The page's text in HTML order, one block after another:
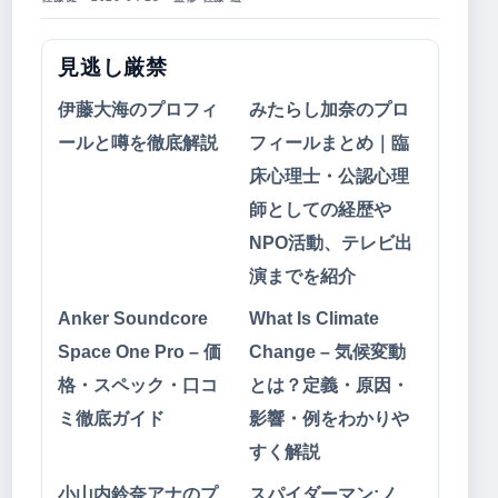
見逃し厳禁
伊藤大海のプロフィ
ールと噂を徹底解説
みたらし加奈のプロ
フィールまとめ｜臨
床心理士・公認心理
師としての経歴や
NPO活動、テレビ出
演までを紹介
Anker Soundcore
Space One Pro – 価
格・スペック・口コ
ミ徹底ガイド
What Is Climate
Change – 気候変動
とは？定義・原因・
影響・例をわかりや
すく解説
小山内鈴奈アナのプ スパイダーマン:ノ